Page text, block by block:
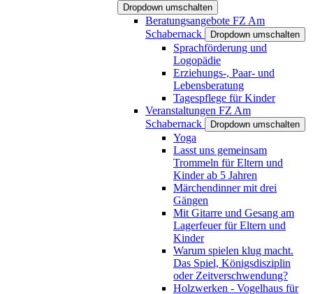
Dropdown umschalten
Beratungsangebote FZ Am
Schabernack
Dropdown umschalten
Sprachförderung und
Logopädie
Erziehungs-, Paar- und
Lebensberatung
Tagespflege für Kinder
Veranstaltungen FZ Am
Schabernack
Dropdown umschalten
Yoga
Lasst uns gemeinsam
Trommeln für Eltern und
Kinder ab 5 Jahren
Märchendinner mit drei
Gängen
Mit Gitarre und Gesang am
Lagerfeuer für Eltern und
Kinder
Warum spielen klug macht.
Das Spiel, Königsdisziplin
oder Zeitverschwendung?
Holzwerken - Vogelhaus für